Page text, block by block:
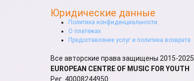
Юридические данные
Политика конфиденциальности
О платежах
Предоставление услуг и политика возврата
Все авторские права защищены 2015-2025
EUROPEAN CENTRE OF MUSIC FOR YOUTH
Рег. 40008244950